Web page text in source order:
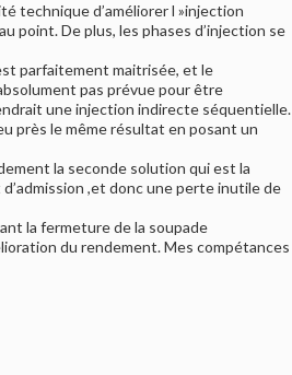
technique d’améliorer l »injection
point. De plus, les phases d’injection se
parfaitement maitrisée, et le
pas prévue pour être
une injection indirecte séquentielle.
près le même résultat en posant un
la seconde solution qui est la
,et donc une perte inutile de
la fermeture de la soupade
du rendement. Mes compétances